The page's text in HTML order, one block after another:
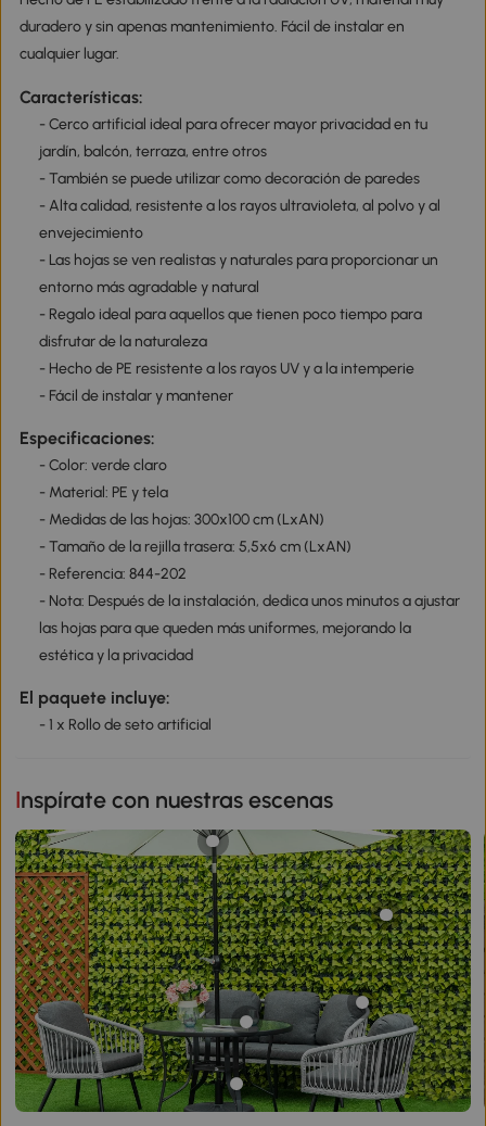
duradero y sin apenas mantenimiento. Fácil de instalar en
cualquier lugar.
Características:
- Cerco artificial ideal para ofrecer mayor privacidad en tu
jardín, balcón, terraza, entre otros
- También se puede utilizar como decoración de paredes
- Alta calidad, resistente a los rayos ultravioleta, al polvo y al
envejecimiento
- Las hojas se ven realistas y naturales para proporcionar un
entorno más agradable y natural
- Regalo ideal para aquellos que tienen poco tiempo para
disfrutar de la naturaleza
- Hecho de PE resistente a los rayos UV y a la intemperie
- Fácil de instalar y mantener
Especificaciones:
- Color: verde claro
- Material: PE y tela
- Medidas de las hojas: 300x100 cm (LxAN)
- Tamaño de la rejilla trasera: 5,5x6 cm (LxAN)
- Referencia: 844-202
- Nota: Después de la instalación, dedica unos minutos a ajustar
las hojas para que queden más uniformes, mejorando la
estética y la privacidad
El paquete incluye:
- 1 x Rollo de seto artificial
Inspírate con nuestras escenas